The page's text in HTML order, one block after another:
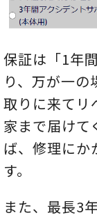
保証は「1年
り、万が一
取りに来てリ
家まで届けて
ば、修理にか
す。
また、最長3